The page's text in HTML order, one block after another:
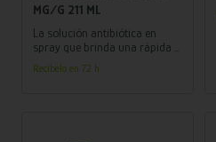
MG/G 211 ML
La solución antibiótica en
spray que brinda una rápida y
efectiva recuperación para
heridas e infecciones en
Recíbelo en 72 h.